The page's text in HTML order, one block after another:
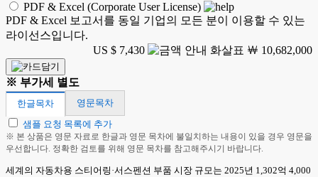
PDF & Excel (Corporate User License)
PDF & Excel 보고서를 동일 기업의 모든 분이 이용할 수 있는
라이선스입니다.
US $ 7,430
￦ 10,682,000
※ 부가세 별도
한글목차
영문목차
샘플 요청 목록에 추가
※ 본 상품은 영문 자료로 한글과 영문 목차에 불일치하는 내용이 있을 경우 영문을
우선합니다. 정확한 검토를 위해 영문 목차를 참고해주시기 바랍니다.
세계의 자동차용 스티어링·서스펜션 부품 시장 규모는 2025년 1,302억 4,000